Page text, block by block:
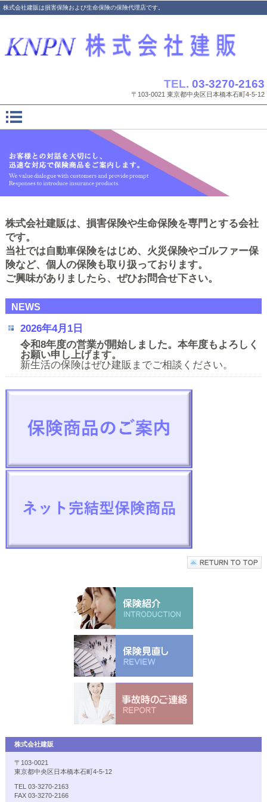
株式会社建販は損害保険および生命保険の保険代理店です。
TEL. 03-3270-2163
〒103-0021 東京都中央区日本橋本石町4-5-12
株式会社建販は、損害保険や生命保険を専門とする会社
です。
当社では自動車保険をはじめ、火災保険やゴルファー保
険など、個人の保険も取り扱っております。
ご興味がありましたら、ぜひお問合せ下さい。
NEWS
2026年4月1日
令和8年度の営業が開始しました。本年度もよろしく
お願い申し上げます。
新生活の保険はぜひ建販までご相談ください。
株式会社建販
〒103-0021
東京都中央区日本橋本石町4-5-12
TEL 03-3270-2163
FAX 03-3270-2166